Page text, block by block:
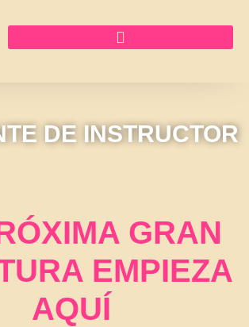
DE INSTRUCTOR
GRAN
EMPIEZA
AQUÍ